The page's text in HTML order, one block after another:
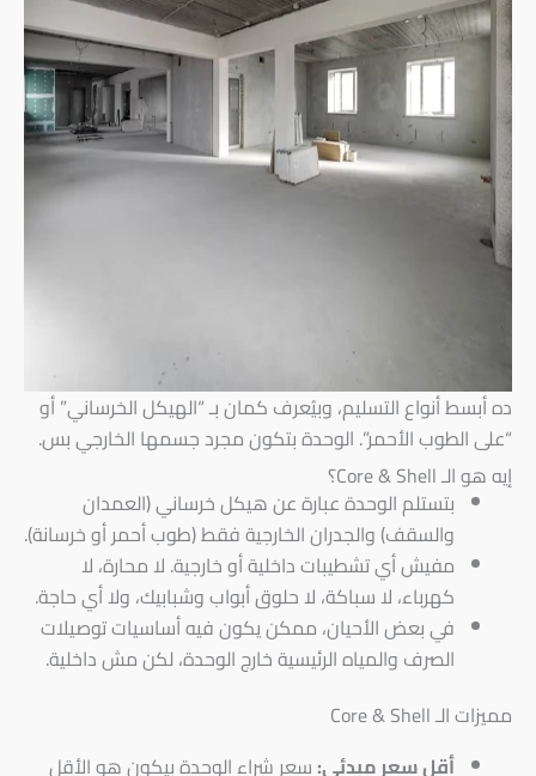
ده أبسط أنواع التسليم، وبيُعرف كمان بـ “الهيكل الخرساني” أو
“على الطوب الأحمر”. الوحدة بتكون مجرد جسمها الخارجي بس.
إيه هو الـ Core & Shell؟
بتستلم الوحدة عبارة عن هيكل خرساني (العمدان
والسقف) والجدران الخارجية فقط (طوب أحمر أو خرسانة).
مفيش أي تشطيبات داخلية أو خارجية. لا محارة، لا
كهرباء، لا سباكة، لا حلوق أبواب وشبابيك، ولا أي حاجة.
في بعض الأحيان، ممكن يكون فيه أساسيات توصيلات
الصرف والمياه الرئيسية خارج الوحدة، لكن مش داخلية.
مميزات الـ Core & Shell
أقل سعر مبدئي: سعر شراء الوحدة بيكون هو الأقل